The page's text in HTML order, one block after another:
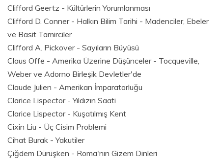
Clifford Geertz - Kültürlerin Yorumlanması
Clifford D. Conner - Halkın Bilim Tarihi - Madenciler, Ebeler
ve Basit Tamirciler
Clifford A. Pickover - Sayıların Büyüsü
Claus Offe - Amerika Üzerine Düşünceler - Tocqueville,
Weber ve Adorno Birleşik Devletler'de
Claude Julien - Amerikan İmparatorluğu
Clarice Lispector - Yıldızın Saati
Clarice Lispector - Kuşatılmış Kent
Cixin Liu - Üç Cisim Problemi
Cihat Burak - Yakutiler
Çiğdem Dürüşken - Roma'nın Gizem Dinleri